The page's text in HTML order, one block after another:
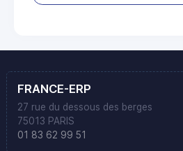
FRANCE-ERP
27 rue du dessous des berges
75013 PARIS
01 83 62 99 51